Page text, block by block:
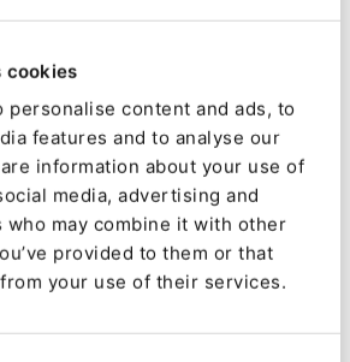
cookies
personalise content and ads, to
features and to analyse our
information about your use of
media, advertising and
may combine it with other
provided to them or that
your use of their services.
cambiantes del mercado de
socio de eZ, desarrolló
tecnología comercial como una
la tecnología antigua de eZ.
desarrolló una
electrónico que abarcaba
y ofrecer su capacidad de